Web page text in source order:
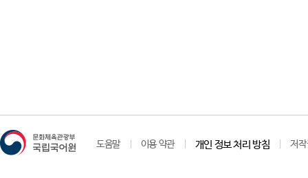
도움말 이용 약관 개인 정보 처리 방침 저